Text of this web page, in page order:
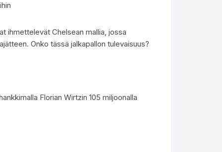
ihmettelevät Chelsean mallia, jossa
Onko tässä jalkapallon tulevaisuus?
Florian Wirtzin 105 miljoonalla